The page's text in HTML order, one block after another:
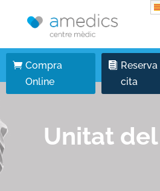
Compra
Online
Reserva
cita
Unitat